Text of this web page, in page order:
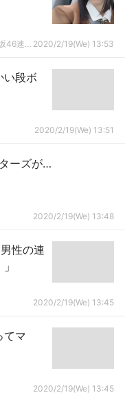
乃木通☆世界最速！乃木坂46欅坂46日向坂46速報まとめ 2020/2/19(We) 13:53
い段ボ
2020/2/19(We) 13:51
ーズが…
2020/2/19(We) 13:48
性の連
2020/2/19(We) 13:45
てマ
2020/2/19(We) 13:45